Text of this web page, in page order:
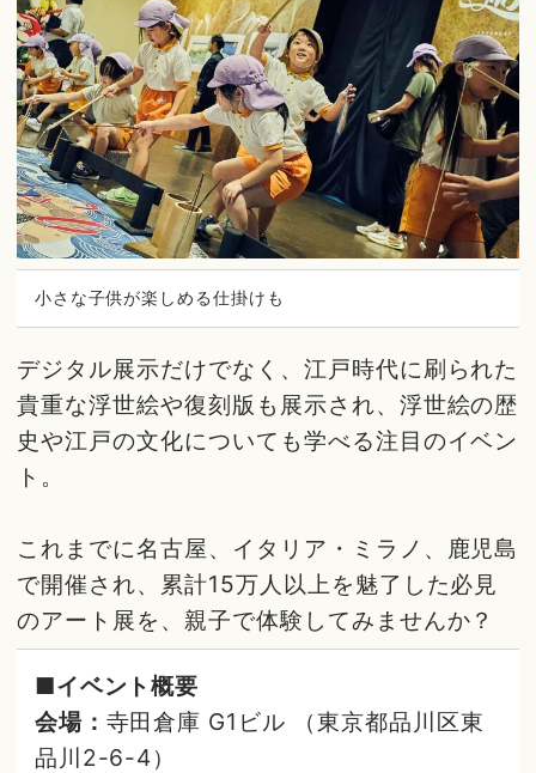
小さな子供が楽しめる仕掛けも
デジタル展示だけでなく、江戸時代に刷られた
貴重な浮世絵や復刻版も展示され、浮世絵の歴
史や江戸の文化についても学べる注目のイベン
ト。
これまでに名古屋、イタリア・ミラノ、鹿児島
で開催され、累計15万人以上を魅了した必見
のアート展を、親子で体験してみませんか？
■イベント概要
会場： 寺田倉庫 G1ビル （東京都品川区東
品川2-6-4）